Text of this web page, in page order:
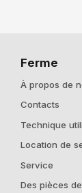
Ferme
À propos de
Contacts
Technique
Location de
Service
Des pièces